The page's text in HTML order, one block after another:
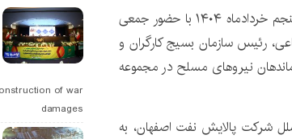
، این مراسم صبح امروز دوشنبه پنجم خردادماه ۱۴۰۴ با حضور جمعی
رئیس سازمان بسیج کارگران و
نیروهای مسلح در مجموعه
شرکت پالایش نفت اصفهان، به
of war
damages